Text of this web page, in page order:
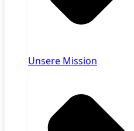
Unsere Mission